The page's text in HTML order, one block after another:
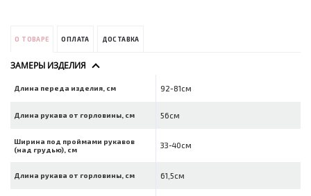
О ТОВАРЕ ОПЛАТА ДОСТАВКА
ЗАМЕРЫ ИЗДЕЛИЯ
Длина переда изделия, см 92-81см
Длина рукава от горловины, см 56см
Ширина под проймами рукавов
(над грудью), см
33-40см
Длина рукава от горловины, см 61,5см